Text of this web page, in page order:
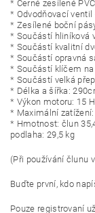
* Černé zesílené
* Odvodňovací
* Zesílené boční
* Součástí hliníková
* Součástí kvalitní
* Součástí opravná
* Součástí klíčem
* Součástí velká
* Délka a šířka:
* Výkon motoru: 15
* Maximální
* Hmotnost: člun
podlaha: 29,5 kg
(Při používání člunu
Buďte první, kdo
Pouze registrovaní